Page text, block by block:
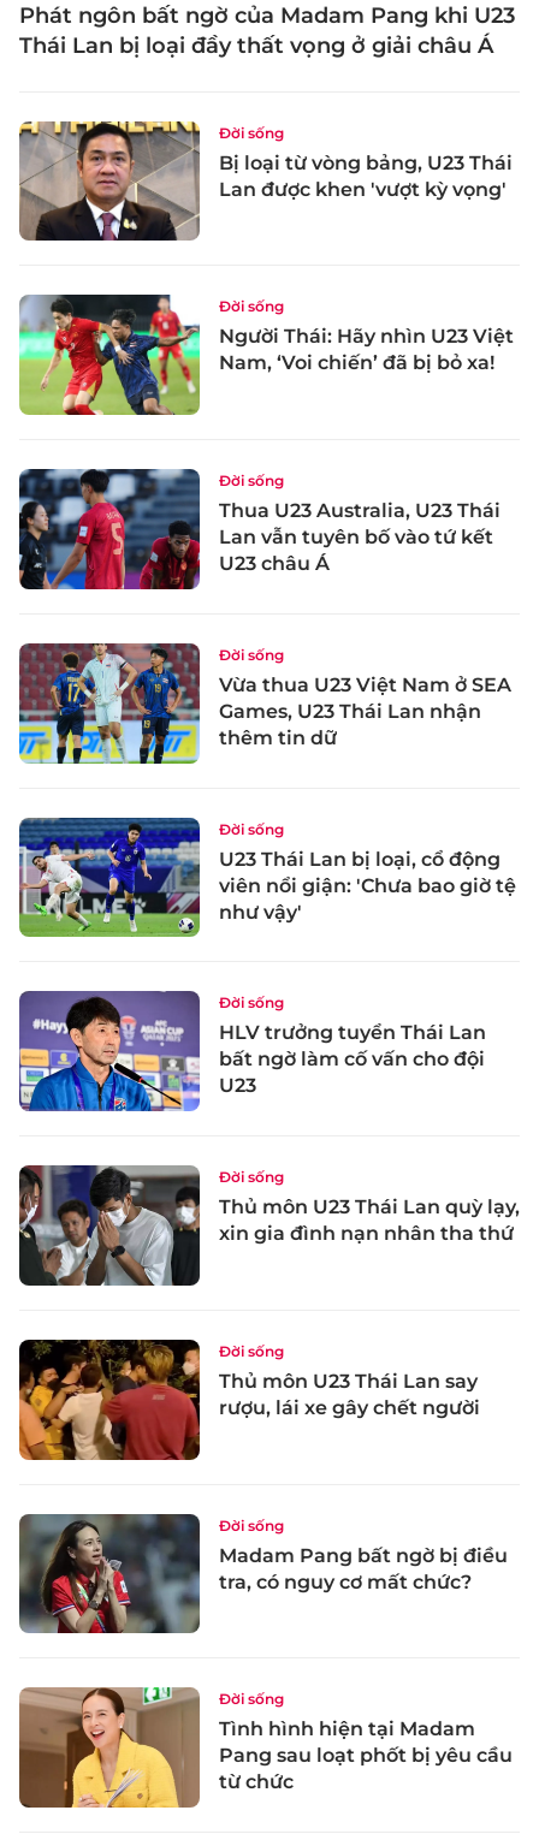
Phát ngôn bất ngờ của Madam Pang khi U23
Thái Lan bị loại đầy thất vọng ở giải châu Á
Đời sống
Bị loại từ vòng bảng, U23 Thái
Lan được khen 'vượt kỳ vọng'
Đời sống
Người Thái: Hãy nhìn U23 Việt
Nam, ‘Voi chiến’ đã bị bỏ xa!
Đời sống
Thua U23 Australia, U23 Thái
Lan vẫn tuyên bố vào tứ kết
U23 châu Á
Đời sống
Vừa thua U23 Việt Nam ở SEA
Games, U23 Thái Lan nhận
thêm tin dữ
Đời sống
U23 Thái Lan bị loại, cổ động
viên nổi giận: 'Chưa bao giờ tệ
như vậy'
Đời sống
HLV trưởng tuyển Thái Lan
bất ngờ làm cố vấn cho đội
U23
Đời sống
Thủ môn U23 Thái Lan quỳ lạy,
xin gia đình nạn nhân tha thứ
Đời sống
Thủ môn U23 Thái Lan say
rượu, lái xe gây chết người
Đời sống
Madam Pang bất ngờ bị điều
tra, có nguy cơ mất chức?
Đời sống
Tình hình hiện tại Madam
Pang sau loạt phốt bị yêu cầu
từ chức